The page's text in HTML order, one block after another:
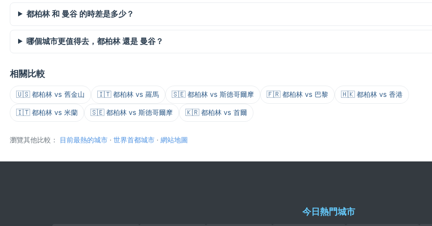
都柏林 和 曼谷 的時差是多少？
哪個城市更值得去，都柏林 還是 曼谷？
相關比較
🇺🇸 都柏林 vs 舊金山 🇮🇹 都柏林 vs 羅馬 🇸🇪 都柏林 vs 斯德哥爾摩 🇫🇷 都柏林 vs 巴黎 🇭🇰 都柏林 vs 香港
🇮🇹 都柏林 vs 米蘭 🇸🇪 都柏林 vs 斯德哥爾摩 🇰🇷 都柏林 vs 首爾
瀏覽其他比較： 目前最熱的城市 · 世界首都城市 · 網站地圖
今日熱門城市